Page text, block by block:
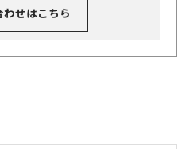
わせはこちら